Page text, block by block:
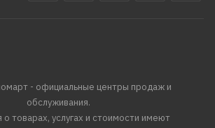
- официальные центры продаж и
обслуживания.
товарах, услугах и стоимости имеют